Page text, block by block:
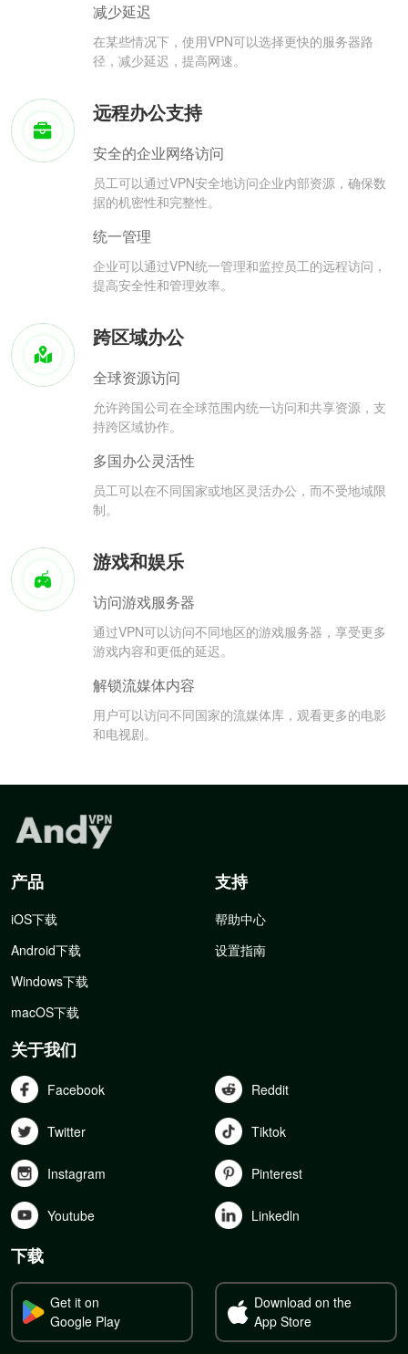
减少延迟
在某些情况下，使用VPN可以选择更快的服务器路
径，减少延迟，提高网速。
远程办公支持
安全的企业网络访问
员工可以通过VPN安全地访问企业内部资源，确保数
据的机密性和完整性。
统一管理
企业可以通过VPN统一管理和监控员工的远程访问，
提高安全性和管理效率。
跨区域办公
全球资源访问
允许跨国公司在全球范围内统一访问和共享资源，支
持跨区域协作。
多国办公灵活性
员工可以在不同国家或地区灵活办公，而不受地域限
制。
游戏和娱乐
访问游戏服务器
通过VPN可以访问不同地区的游戏服务器，享受更多
游戏内容和更低的延迟。
解锁流媒体内容
用户可以访问不同国家的流媒体库，观看更多的电影
和电视剧。
产品
iOS下载
Android下载
Windows下载
macOS下载
支持
帮助中心
设置指南
关于我们
Facebook Reddit
Twitter Tiktok
Instagram Pinterest
Youtube Linkedln
下载
Get it on
Google Play
Download on the
App Store